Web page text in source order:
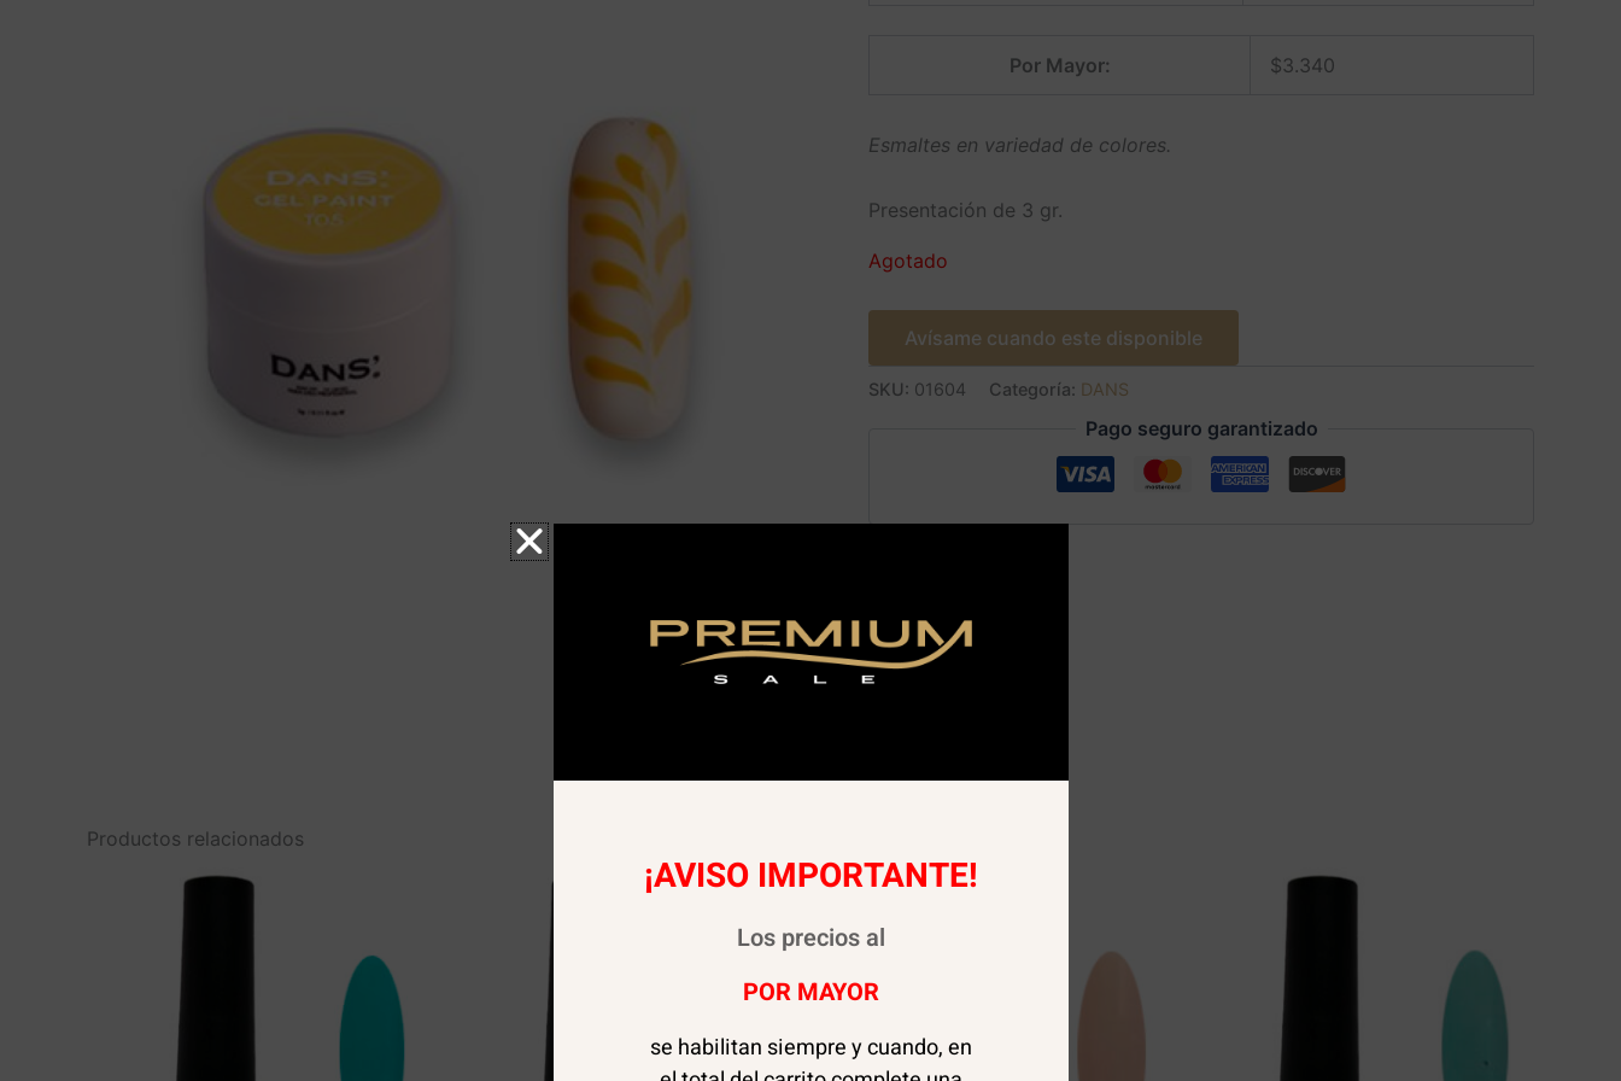
Por Mayor: $3.340
Esmaltes en variedad de colores.
Presentación de 3 gr.
Agotado
Avísame cuando este disponible
SKU: 01604 Categoría: DANS
Pago seguro garantizado
Productos relacionados
¡AVISO IMPORTANTE!
Los precios al
POR MAYOR
se habilitan siempre y cuando, en